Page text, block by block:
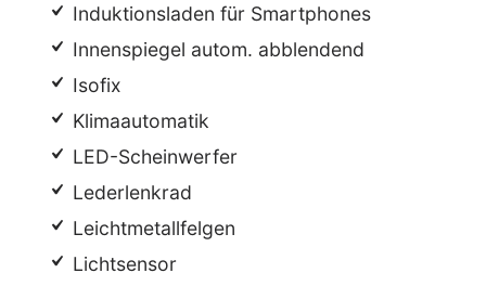
Induktionsladen für Smartphones
Innenspiegel autom. abblendend
Isofix
Klimaautomatik
LED-Scheinwerfer
Lederlenkrad
Leichtmetallfelgen
Lichtsensor